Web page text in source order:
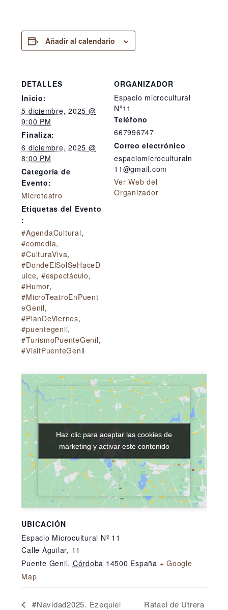
Añadir al calendario
DETALLES
Inicio:
5 diciembre, 2025 @
9:00 PM
Finaliza:
6 diciembre, 2025 @
8:00 PM
Categoría de
Evento:
Microteatro
Etiquetas del Evento
:
#AgendaCultural,
#comedia,
#CulturaViva,
#DondeElSolSeHaceD
ulce, #espectáculo,
#Humor,
#MicroTeatroEnPuent
eGenil,
#PlanDeViernes,
#puentegenil,
#TurismoPuenteGenil,
#VisitPuenteGenil
ORGANIZADOR
Espacio microcultural
Nº11
Teléfono
667996747
Correo electrónico
espaciomicroculturaln
11@gmail.com
Ver Web del
Organizador
UBICACIÓN
Espacio Microcultural Nº 11
Calle Aguilar, 11
Puente Genil, Córdoba 14500 España + Google
Map
Haz clic para aceptar las cookies de
marketing y activar este contenido
Haz clic para aceptar las cookies de
marketing y activar este contenido
#Navidad2025. Ezequiel Rafael de Utrera